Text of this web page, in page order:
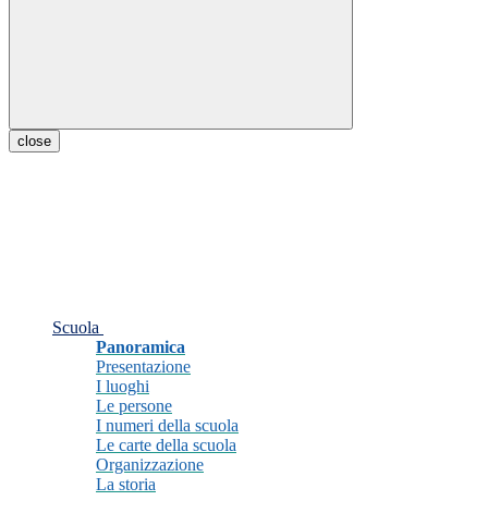
close
Scuola
Panoramica
Presentazione
I luoghi
Le persone
I numeri della scuola
Le carte della scuola
Organizzazione
La storia